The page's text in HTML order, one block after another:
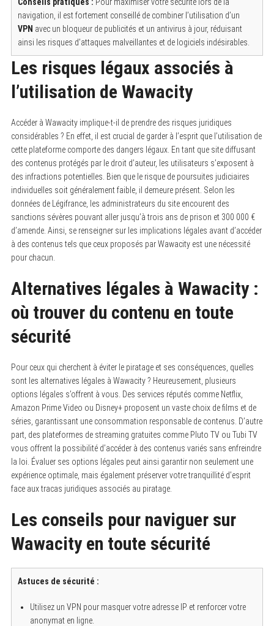
navigation, il est fortement conseillé de combiner l’utilisation d’un
VPN avec un bloqueur de publicités et un antivirus à jour, réduisant
ainsi les risques d’attaques malveillantes et de logiciels indésirables.
Les risques légaux associés à
l’utilisation de Wawacity
Accéder à Wawacity implique-t-il de prendre des risques juridiques
considérables ? En effet, il est crucial de garder à l’esprit que l’utilisation de
cette plateforme comporte des dangers légaux. En tant que site diffusant
des contenus protégés par le droit d’auteur, les utilisateurs s’exposent à
des infractions potentielles. Bien que le risque de poursuites judiciaires
individuelles soit généralement faible, il demeure présent. Selon les
données de Légifrance, les administrateurs du site encourent des
sanctions sévères pouvant aller jusqu’à trois ans de prison et 300 000 €
d’amende. Ainsi, se renseigner sur les implications légales avant d’accéder
à des contenus tels que ceux proposés par Wawacity est une nécessité
pour chacun.
Alternatives légales à Wawacity :
où trouver du contenu en toute
sécurité
Pour ceux qui cherchent à éviter le piratage et ses conséquences, quelles
sont les alternatives légales à Wawacity ? Heureusement, plusieurs
options légales s’offrent à vous. Des services réputés comme Netflix,
Amazon Prime Video ou Disney+ proposent un vaste choix de films et de
séries, garantissant une consommation responsable de contenus. D’autre
part, des plateformes de streaming gratuites comme Pluto TV ou Tubi TV
vous offrent la possibilité d’accéder à des contenus variés sans enfreindre
la loi. Évaluer ses options légales peut ainsi garantir non seulement une
expérience optimale, mais également préserver votre tranquillité d’esprit
face aux tracas juridiques associés au piratage.
Les conseils pour naviguer sur
Wawacity en toute sécurité
Astuces de sécurité :
Utilisez un VPN pour masquer votre adresse IP et renforcer votre
anonymat en ligne.